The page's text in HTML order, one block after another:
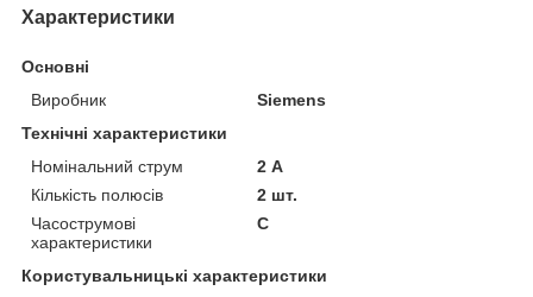
Характеристики
Основні
Виробник
Siemens
Технічні характеристики
Номінальний струм
2 А
Кількість полюсів
2 шт.
Часострумові
характеристики
C
Користувальницькі характеристики